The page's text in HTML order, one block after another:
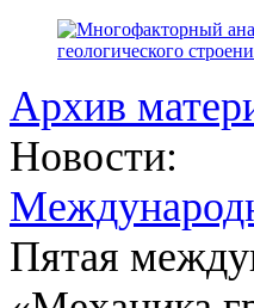
геологического
Архив
Новости:
Пятая